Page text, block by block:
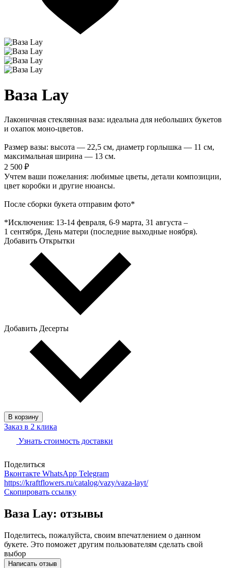
Ваза Lay
Лаконичная стеклянная ваза: идеальна для небольших букетов
и охапок моно-цветов.
Размер вазы: высота — 22,5 см, диаметр горлышка — 11 см,
максимальная ширина — 13 см.
2 500 ₽
Учтем ваши пожелания: любимые цветы, детали композиции,
цвет коробки и другие нюансы.
После сборки букета отправим фото*
*Исключения: 13‑14 февраля, 6‑9 марта, 31 августа –
1 сентября, День матери (последние выходные ноября).
Добавить Открытки
Добавить Десерты
В корзину
Заказ в 2 клика
Узнать стоимость доставки
Поделиться
Вконтакте WhatsApp Telegram
https://kraftflowers.ru/catalog/vazy/vaza-layt/
Скопировать ссылку
Ваза Lay: отзывы
Поделитесь, пожалуйста, своим впечатлением о данном
букете. Это поможет другим пользователям сделать свой
выбор
Написать отзыв